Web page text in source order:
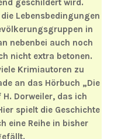
geschildert wird.
Lebensbedingungen
in
nebenbei auch noch
nicht extra betonen.
Krimiautoren zu
an das Hörbuch „Die
H. Dorweiler, das ich
spielt die Geschichte
eine Reihe in bisher